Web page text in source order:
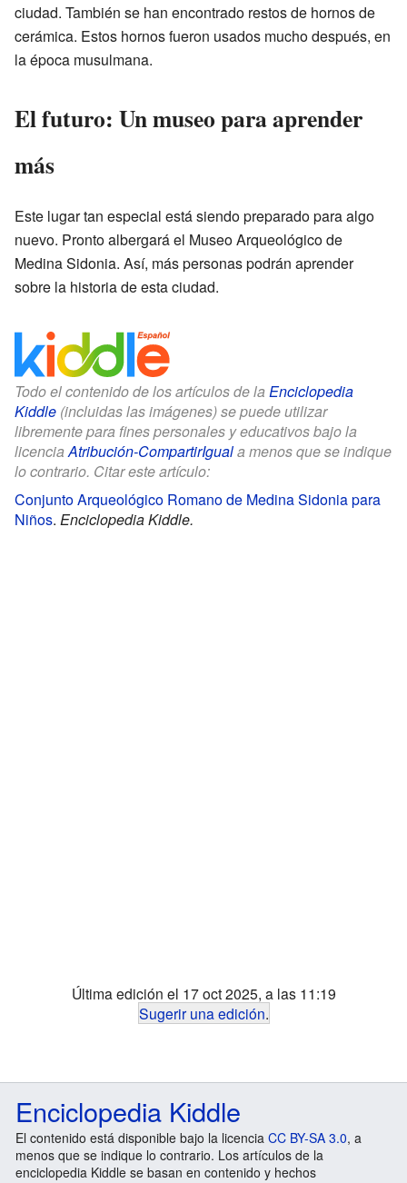
ciudad. También se han encontrado restos de hornos de
cerámica. Estos hornos fueron usados mucho después, en
la época musulmana.
El futuro: Un museo para aprender
más
Este lugar tan especial está siendo preparado para algo
nuevo. Pronto albergará el Museo Arqueológico de
Medina Sidonia. Así, más personas podrán aprender
sobre la historia de esta ciudad.
Todo el contenido de los artículos de la Enciclopedia
Kiddle (incluidas las imágenes) se puede utilizar
libremente para fines personales y educativos bajo la
licencia Atribución-CompartirIguala menos que se indique
lo contrario. Citar este artículo:
Conjunto Arqueológico Romano de Medina Sidonia para
Niños. Enciclopedia Kiddle.
Última edición el 17 oct 2025, a las 11:19
Sugerir una edición.
Enciclopedia Kiddle
El contenido está disponible bajo la licencia CC BY-SA 3.0, a
menos que se indique lo contrario. Los artículos de la
enciclopedia Kiddle se basan en contenido y hechos